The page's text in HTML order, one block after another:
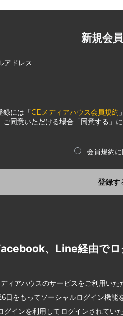
新規会
アドレス
録には「CEメディアハウス会員規約
ご同意いただける場合「同意する」
会員規約
登録す
、Line経由で
ィアハウスのサービスをご利用いた
日をもってソーシャルログイン機能
グインを利用してログインされてい